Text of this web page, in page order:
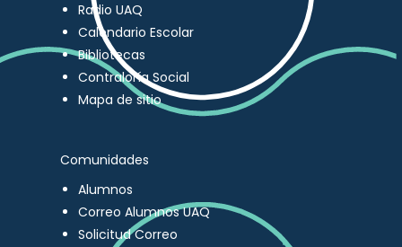
Radio UAQ
Calendario Escolar
Bibliotecas
Contraloría Social
Mapa de sitio
Comunidades
Alumnos
Correo Alumnos UAQ
Solicitud Correo